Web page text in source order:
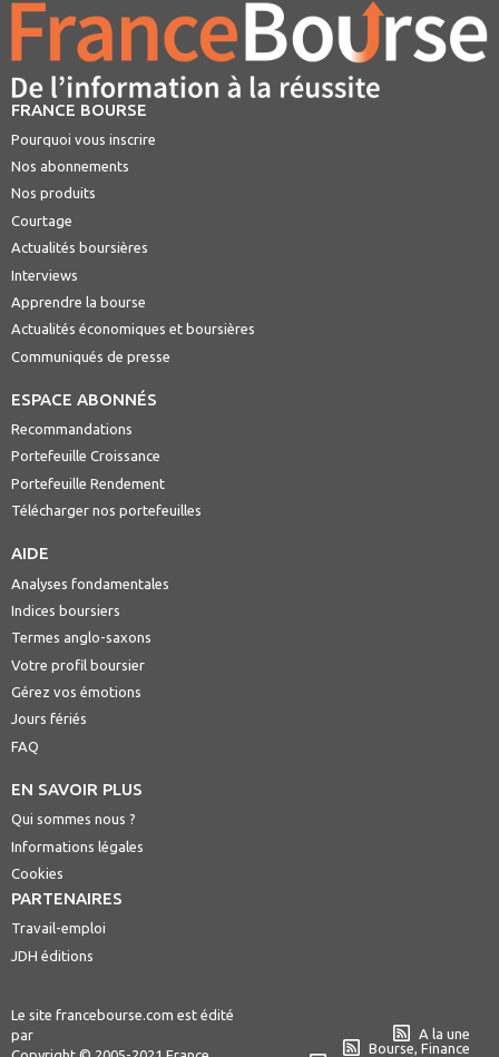
FRANCE BOURSE
Pourquoi vous inscrire
Nos abonnements
Nos produits
Courtage
Actualités boursières
Interviews
Apprendre la bourse
Actualités économiques et boursières
Communiqués de presse
ESPACE ABONNÉS
Recommandations
Portefeuille Croissance
Portefeuille Rendement
Télécharger nos portefeuilles
AIDE
Analyses fondamentales
Indices boursiers
Termes anglo-saxons
Votre profil boursier
Gérez vos émotions
Jours fériés
FAQ
EN SAVOIR PLUS
Qui sommes nous ?
Informations légales
Cookies
PARTENAIRES
Travail-emploi
JDH éditions
Le site francebourse.com est édité
par
A la une
Bourse, Finance